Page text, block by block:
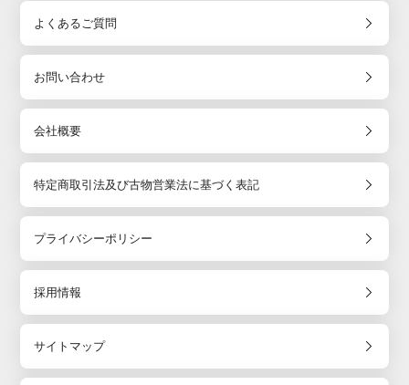
よくあるご質問
お問い合わせ
会社概要
特定商取引法及び古物営業法に基づく表記
プライバシーポリシー
採用情報
サイトマップ